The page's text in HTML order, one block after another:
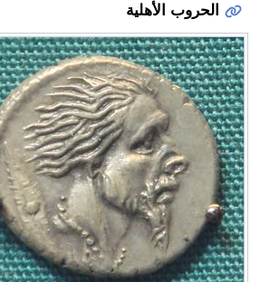
الحروب الأهلية